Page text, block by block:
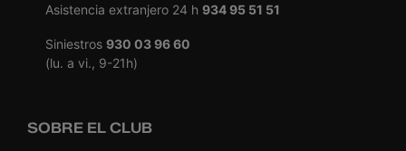
Asistencia extranjero 24 h 934 95 51 51
Siniestros 930 03 96 60
(lu. a vi., 9-21h)
SOBRE EL CLUB